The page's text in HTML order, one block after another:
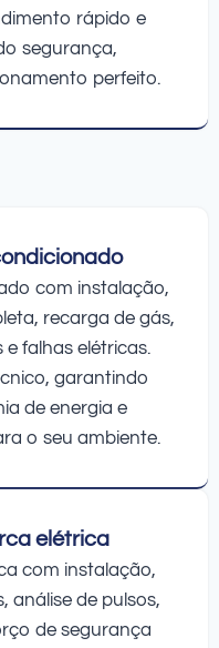
rápido e
segurança,
perfeito.
com instalação,
recarga de gás,
falhas elétricas.
garantindo
de energia e
o seu ambiente.
elétrica
com instalação,
análise de pulsos,
de segurança